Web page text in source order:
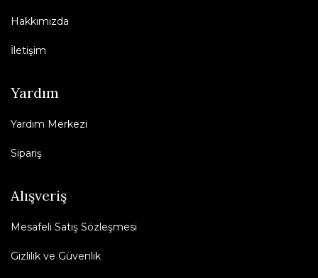
Hakkımızda
İletişim
Yardım
Yardım Merkezi
Sipariş
Alışveriş
Mesafeli Satış Sözleşmesi
Gizlilik ve Güvenlik